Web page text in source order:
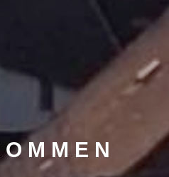
O M M E N